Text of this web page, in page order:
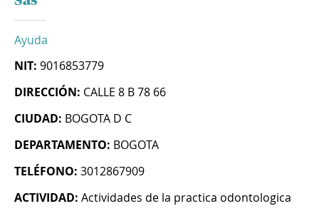
Ayuda
NIT: 9016853779
DIRECCIÓN: CALLE 8 B 78 66
CIUDAD: BOGOTA D C
DEPARTAMENTO: BOGOTA
TELÉFONO: 3012867909
ACTIVIDAD: Actividades de la practica odontologica